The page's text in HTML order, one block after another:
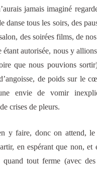
jamais imaginé
danse tous les soirs, des
des soirées films, de
autorisée, nous y
que nous pouvions
de poids sur le
envie de vomir
crises de pleurs.
y faire, donc on attend, le
en espérant que non, et
quand tout ferme (avec